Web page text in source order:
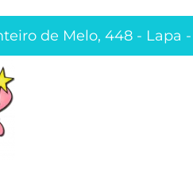
de Melo, 448 - Lapa